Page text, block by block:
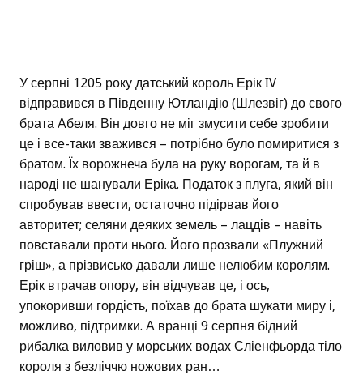
У серпні 1205 року датський король Ерік IV
відправився в Південну Ютландію (Шлезвіг) до свого
брата Абеля. Він довго не міг змусити себе зробити
це і все-таки зважився – потрібно було помиритися з
братом. Їх ворожнеча була на руку ворогам, та й в
народі не шанували Еріка. Податок з плуга, який він
спробував ввести, остаточно підірвав його
авторитет; селяни деяких земель – лацдів – навіть
повставали проти нього. Його прозвали «Плужний
гріш», а прізвисько давали лише нелюбим королям.
Ерік втрачав опору, він відчував це, і ось,
упокоривши гордість, поїхав до брата шукати миру і,
можливо, підтримки. А вранці 9 серпня бідний
рибалка виловив у морських водах Сліенфьорда тіло
короля з безліччю ножових ран…